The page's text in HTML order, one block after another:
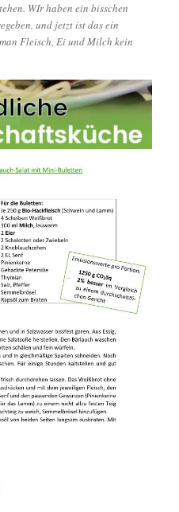
WIr haben ein bisschen
und jetzt ist das ein
Fleisch, Ei und Milch kein